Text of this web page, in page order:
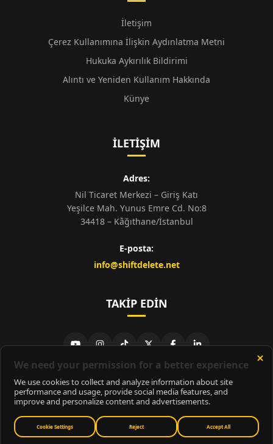
İletişim
Çerez Kullanımına İlişkin Aydınlatma Metni
Hukuka Aykırılık Bildirimi
Alıntı ve Yeniden Kullanım Hakkında
Künye
İLETIŞIM
Adres:
Nil Ticaret Merkezi – Giriş Katı
Yeşilce Mah. Yunus Emre Cd. No:8
34418 – Kâğıthane/İstanbul
E-posta:
info@shiftdelete.net
TAKIP EDIN
© 2026ShiftDelete.Net- Tüm hakları saklıdır.
ShiftDelete.Net, İnternet Medyası ve Bilişim Muhabirleri Derneği
üyesidir.